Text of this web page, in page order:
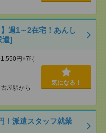
週1～2在宅！あんし
遣]
円×7時
屋駅から
気になる！
！派遣スタッフ就業